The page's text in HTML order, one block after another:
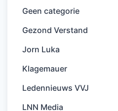
Geen categorie
Gezond Verstand
Jorn Luka
Klagemauer
Ledennieuws VVJ
LNN Media